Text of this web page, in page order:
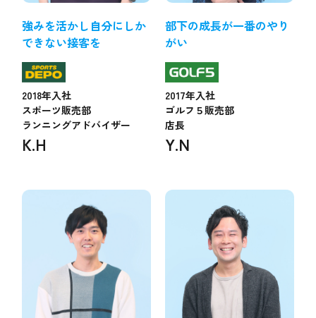
強みを活かし自分にしか
できない接客を
2018年入社
スポーツ販売部
ランニングアドバイザー
K.H
部下の成長が一番のやり
がい
2017年入社
ゴルフ５販売部
店長
Y.N